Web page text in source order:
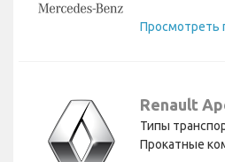
Renault
Типы
Прокатные